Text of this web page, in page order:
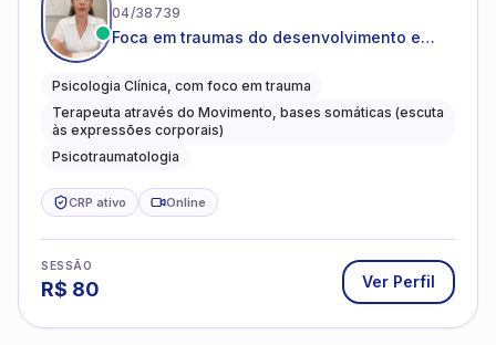
04/38739
Foca em traumas do desenvolvimento e
Psicologia Clínica, com foco em trauma
Terapeuta através do Movimento, bases somáticas (escuta
às expressões corporais)
Psicotraumatologia
CRP ativo Online
SESSÃO
R$ 80 Ver Perfil